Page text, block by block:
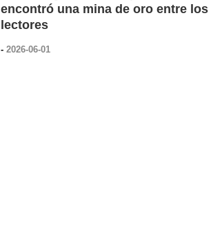
encontró una mina de oro entre los
lectores
- 2026-06-01